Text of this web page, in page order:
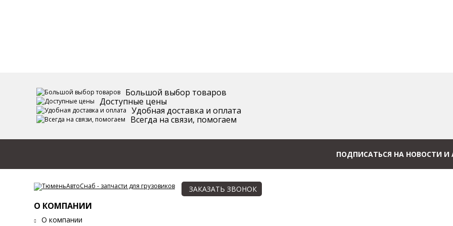
Большой выбор товаров
Доступные цены
Удобная доставка и оплата
Всегда на связи, помогаем
ПОДПИСАТЬСЯ НА НОВОСТИ И
ЗАКАЗАТЬ ЗВОНОК
О КОМПАНИИ
О компании